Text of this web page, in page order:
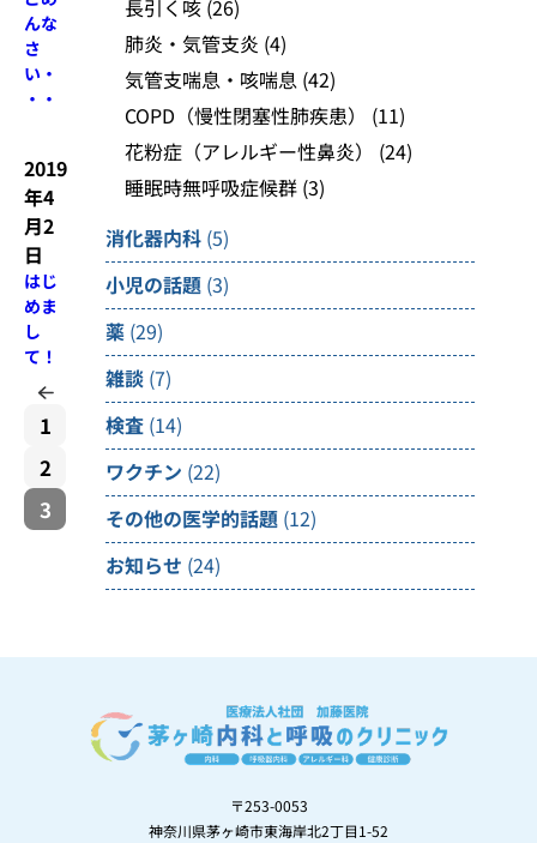
んな
さ
い・
・・
2019
年4
月2
日
はじ
めま
し
て！
1
2
3
長引く咳 (26)
肺炎・気管支炎 (4)
気管支喘息・咳喘息 (42)
COPD（慢性閉塞性肺疾患）
(11)
花粉症（アレルギー性鼻炎）
(24)
睡眠時無呼吸症候群 (3)
消化器内科 (5)
小児の話題 (3)
薬 (29)
雑談 (7)
検査 (14)
ワクチン (22)
その他の医学的話題 (12)
お知らせ (24)
〒253-0053
神奈川県茅ヶ崎市東海岸北2丁目1-52